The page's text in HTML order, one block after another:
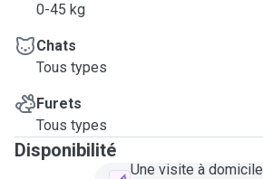
0-45 kg
Chats
Tous types
Furets
Tous types
Disponibilité
Une visite à domicile